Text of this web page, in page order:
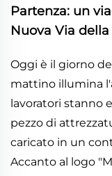
Partenza: un
Nuova Via della
Oggi è il giorno
mattino illumina
lavoratori stanno
pezzo di
caricato in un
Accanto al logo